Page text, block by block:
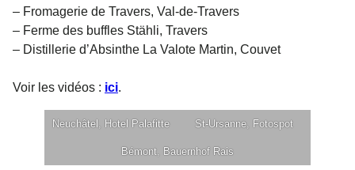
– Fromagerie de Travers, Val-de-Travers
– Ferme des buffles Stähli, Travers
– Distillerie d’Absinthe La Valote Martin, Couvet
Voir les vidéos : ici.
Neuchâtel, Hotel Palafitte St-Ursanne, Fotospot
Bémont, Bauernhof Rais